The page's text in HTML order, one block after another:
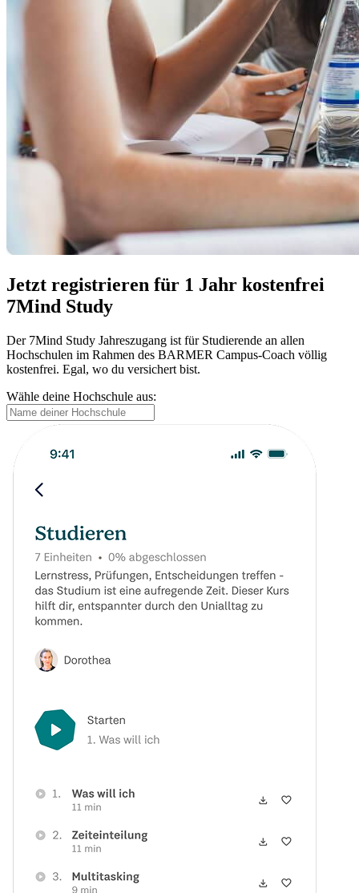
Jetzt registrieren für 1 Jahr kostenfrei
7Mind Study
Der 7Mind Study Jahreszugang ist für Studierende an allen
Hochschulen im Rahmen des BARMER Campus-Coach völlig
kostenfrei. Egal, wo du versichert bist.
Wähle deine Hochschule aus: